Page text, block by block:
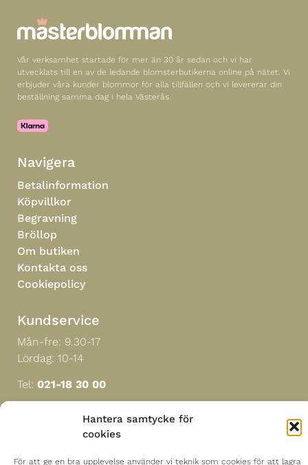
Hantera samtycke för
cookies
För att ge en bra upplevelse använder vi teknik som cookies för att lagra
Vår verksamhet startade för mer än 30 år sedan och vi har
utvecklats till en av de ledande blomsterbutikerna online på nätet. Vi
erbjuder våra kunder blommor för alla tillfällen och vi levererar din
beställning samma dag i hela Västerås.
Navigera
Betalinformation
Köpvillkor
Begravning
Bröllop
Om butiken
Kontakta oss
Cookiepolicy
Kundservice
Mån-fre: 9.30-17
Lördag: 10-14
Tel: 021-18 30 00
Hitta till oss